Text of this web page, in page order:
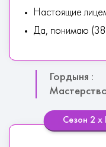
Настоящие
Да, понимаю
Гордыня :
Сезон 2 х